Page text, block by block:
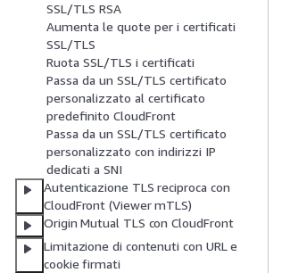
SSL/TLS RSA
Aumenta le quote per i certificati
SSL/TLS
Ruota SSL/TLS i certificati
Passa da un SSL/TLS certificato
personalizzato al certificato
predefinito CloudFront
Passa da un SSL/TLS certificato
personalizzato con indirizzi IP
dedicati a SNI
Autenticazione TLS reciproca con
CloudFront (Viewer mTLS)
Origin Mutual TLS con CloudFront
Limitazione di contenuti con URL e
cookie firmati